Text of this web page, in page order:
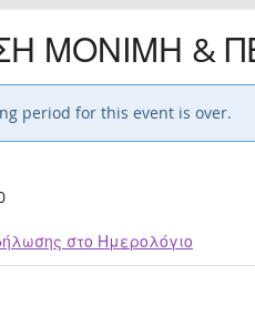
ΜΟΝΙΜΗ &
period for this event is over.
στο Ημερολόγιο